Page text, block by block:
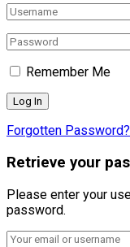
Remember Me
Forgotten Password?
Retrieve your
Please enter your
password.